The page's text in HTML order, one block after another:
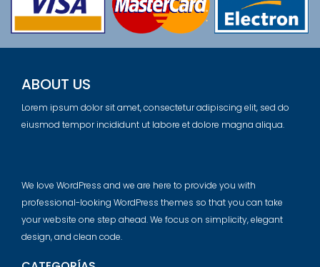
ABOUT US
Lorem ipsum dolor sit amet, consectetur adipiscing elit, sed do
eiusmod tempor incididunt ut labore et dolore magna aliqua.
We love WordPress and we are here to provide you with
professional-looking WordPress themes so that you can take
your website one step ahead. We focus on simplicity, elegant
design, and clean code.